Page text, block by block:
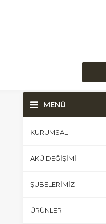
MENÜ
KURUMSAL
AKÜ DEĞIŞIMI
ŞUBELERIMIZ
ÜRÜNLER